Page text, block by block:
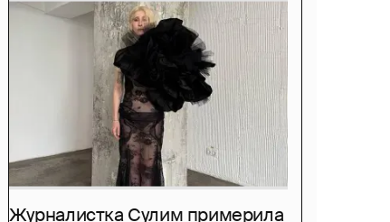
Журналистка Сулим примерила